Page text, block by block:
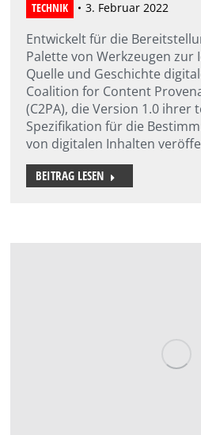
TECHNIK 3. Februar 2022
Entwickelt für die
Palette von Werkzeugen
Quelle und Geschichte
Coalition for Content
(C2PA), die Version 1.0 ihrer
Spezifikation für die
von digitalen Inhalten
BEITRAG LESEN